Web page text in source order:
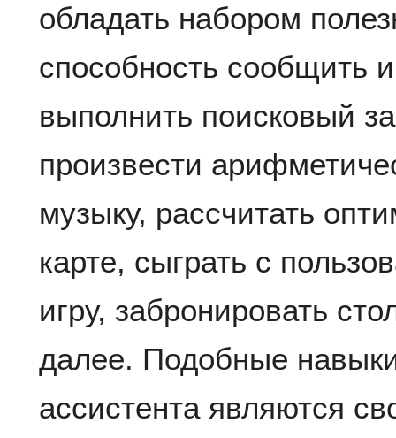
обладать набором
способность сообщить
выполнить поисковый
произвести
музыку, рассчитать
карте, сыграть с
игру, забронировать
далее. Подобные
ассистента являются